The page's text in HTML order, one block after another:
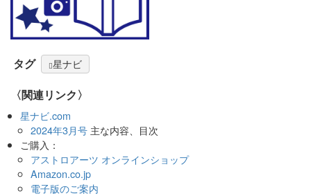
タグ 星ナビ
〈関連リンク〉
星ナビ.com
2024年3月号主な内容、目次
ご購入：
アストロアーツ オンラインショップ
Amazon.co.jp
電子版のご案内